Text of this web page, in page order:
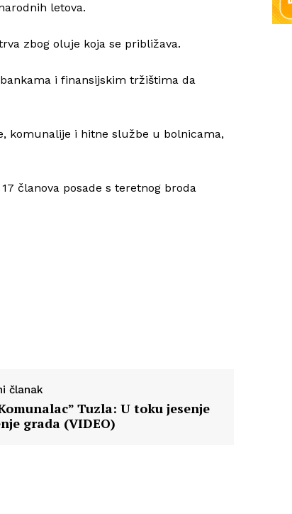
Info
Kontakt
letova.
zbog oluje koja se približava.
i finansijskim tržištima da
komunalije i hitne službe u bolnicama,
članova posade s teretnog broda
članak
Tuzla: U toku jesenje
grada (VIDEO)